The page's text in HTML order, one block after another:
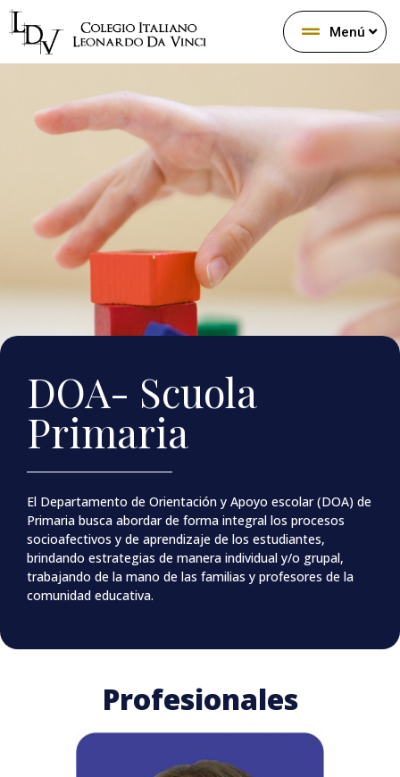
Menú
DOA- Scuola
Primaria
El Departamento de Orientación y Apoyo escolar (DOA) de
Primaria busca abordar de forma integral los procesos
socioafectivos y de aprendizaje de los estudiantes,
brindando estrategias de manera individual y/o grupal,
trabajando de la mano de las familias y profesores de la
comunidad educativa.
Profesionales